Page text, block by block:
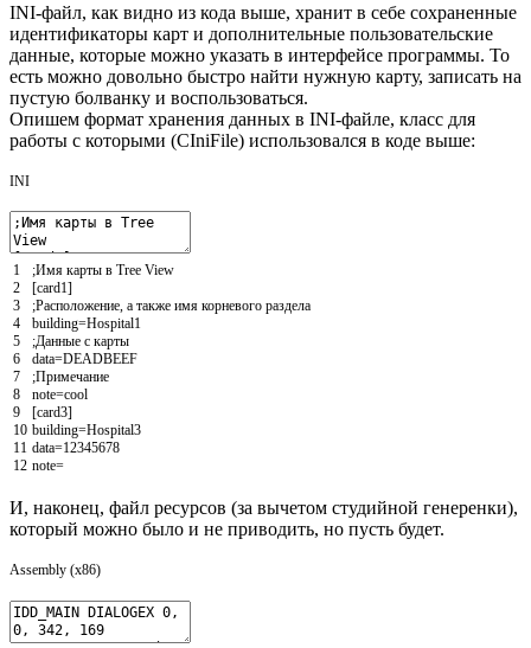
INI-файл, как видно из кода выше, хранит в себе сохраненные
идентификаторы карт и дополнительные пользовательские
данные, которые можно указать в интерфейсе программы. То
есть можно довольно быстро найти нужную карту, записать на
пустую болванку и воспользоваться.
Опишем формат хранения данных в INI-файле, класс для
работы с которыми (CIniFile) использовался в коде выше:
INI
1
2
3
4
5
6
7
8
9
10
11
12
;Имя карты в Tree View
[card1]
;Расположение, а также имя корневого раздела
building=Hospital1
;Данные с карты
data=DEADBEEF
;Примечание
note=cool
[card3]
building=Hospital3
data=12345678
note=
И, наконец, файл ресурсов (за вычетом студийной генеренки),
который можно было и не приводить, но пусть будет.
Assembly (x86)